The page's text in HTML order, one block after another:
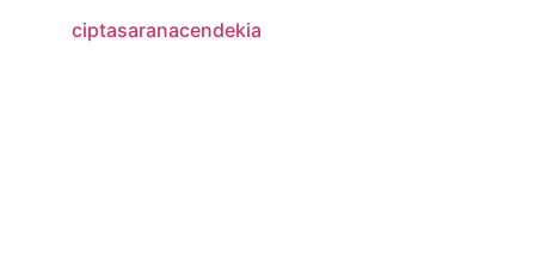
ciptasaranacendekia